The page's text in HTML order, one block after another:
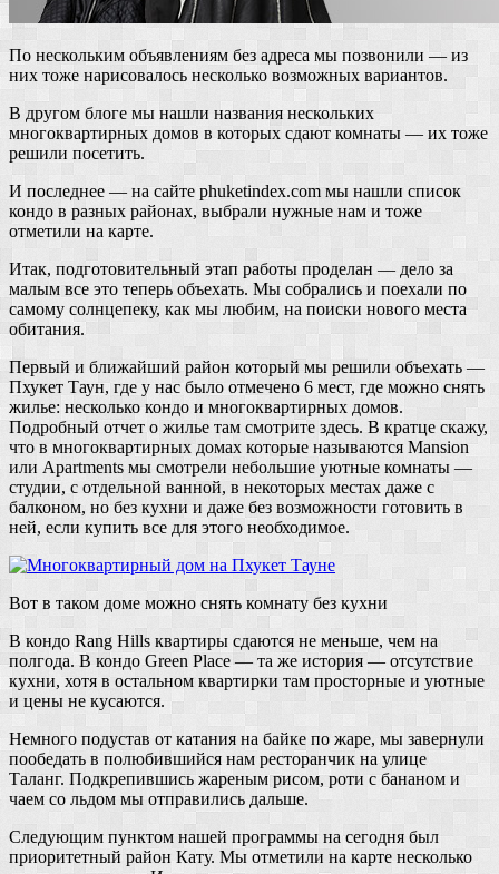
По нескольким объявлениям без адреса мы позвонили — из
них тоже нарисовалось несколько возможных вариантов.
В другом блоге мы нашли названия нескольких
многоквартирных домов в которых сдают комнаты — их тоже
решили посетить.
И последнее — на сайте phuketindex.com мы нашли список
кондо в разных районах, выбрали нужные нам и тоже
отметили на карте.
Итак, подготовительный этап работы проделан — дело за
малым все это теперь объехать. Мы собрались и поехали по
самому солнцепеку, как мы любим, на поиски нового места
обитания.
Первый и ближайший район который мы решили объехать —
Пхукет Таун, где у нас было отмечено 6 мест, где можно снять
жилье: несколько кондо и многоквартирных домов.
Подробный отчет о жилье там смотрите здесь. В кратце скажу,
что в многоквартирных домах которые называются Mansion
или Apartments мы смотрели небольшие уютные комнаты —
студии, с отдельной ванной, в некоторых местах даже с
балконом, но без кухни и даже без возможности готовить в
ней, если купить все для этого необходимое.
Вот в таком доме можно снять комнату без кухни
В кондо Rang Hills квартиры сдаются не меньше, чем на
полгода. В кондо Green Place — та же история — отсутствие
кухни, хотя в остальном квартирки там просторные и уютные
и цены не кусаются.
Немного подустав от катания на байке по жаре, мы завернули
пообедать в полюбившийся нам ресторанчик на улице
Таланг. Подкрепившись жареным рисом, роти с бананом и
чаем со льдом мы отправились дальше.
Следующим пунктом нашей программы на сегодня был
приоритетный район Кату. Мы отметили на карте несколько